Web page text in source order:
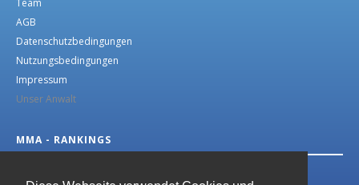
Team
AGB
Datenschutzbedingungen
Nutzungsbedingungen
Impressum
Unser Anwalt
MMA - RANKINGS